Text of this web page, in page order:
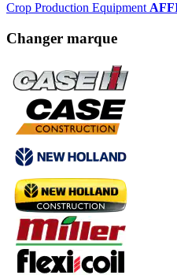
Crop Production Equipment
Changer marque